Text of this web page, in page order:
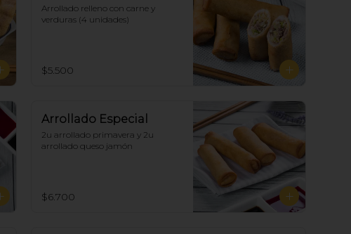
Arrollado relleno con carne y
verduras (4 unidades)
$5.500
Arrollado Especial
2u arrollado primavera y 2u
arrollado queso jamón
$6.700